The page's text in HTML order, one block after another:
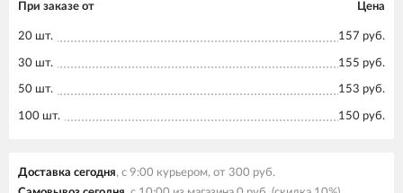
При заказе от Цена
20 шт. 157 руб.
30 шт. 155 руб.
50 шт. 153 руб.
100 шт. 150 руб.
Доставка сегодня, с 9:00 курьером, от 300 руб.